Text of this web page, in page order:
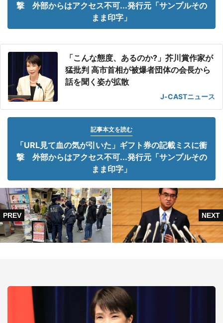
撃 外部からはアクセス不可...発行元「サンプルその
まま印字」
「こんな態度、あるのか?」芥川賞作家が
猛批判 高市首相が被爆者団体の会長から
話を聞く姿が拡散
J-CASTニュース
記事本文を読む
「URL見て血の気が引いた」ギフト券の記載ミスに衝
撃 外部からはアクセス不可...発行元「サンプルその
まま印字」